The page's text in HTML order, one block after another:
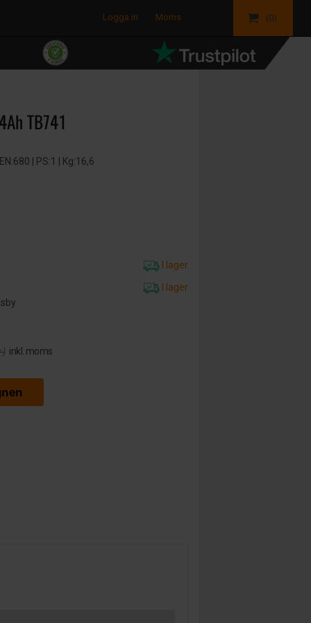
Logga in Moms (0)
TB741
| PS:1 | Kg:16,6
I lager
I lager
) inkl. moms